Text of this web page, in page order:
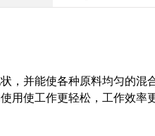
，并能使各种原料均匀的混
用使工作更轻松，工作效率